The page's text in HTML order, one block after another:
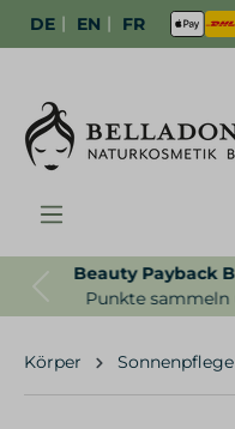
DE | EN | FR
Für uns
Previous
Körper Sonnenpflege